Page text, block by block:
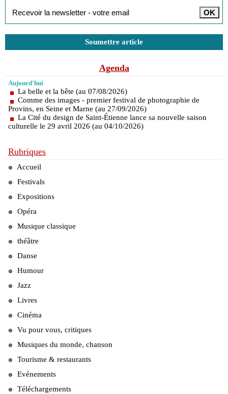
Soumettre article
Agenda
Aujourd'hui
La belle et la bête (au 07/08/2026)
Comme des images - premier festival de photographie de
Provins, en Seine et Marne (au 27/09/2026)
La Cité du design de Saint-Étienne lance sa nouvelle saison
culturelle le 29 avril 2026 (au 04/10/2026)
Rubriques
Accueil
Festivals
Expositions
Opéra
Musique classique
théâtre
Danse
Humour
Jazz
Livres
Cinéma
Vu pour vous, critiques
Musiques du monde, chanson
Tourisme & restaurants
Evénements
Téléchargements